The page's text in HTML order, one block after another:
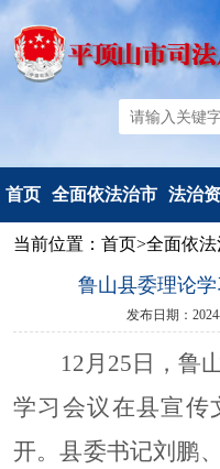
首页 全面依法治市
重要部署
法治热点
法治调研督察
法治
工作
以案释
当前位置： 首页>全面依
鲁山县委理论
发布日期：
12月25日，鲁
学习会议在县宣传
开。县委书记刘鹏